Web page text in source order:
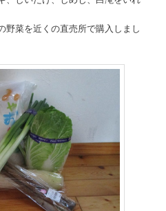
菜を近くの直売所で購入しまし